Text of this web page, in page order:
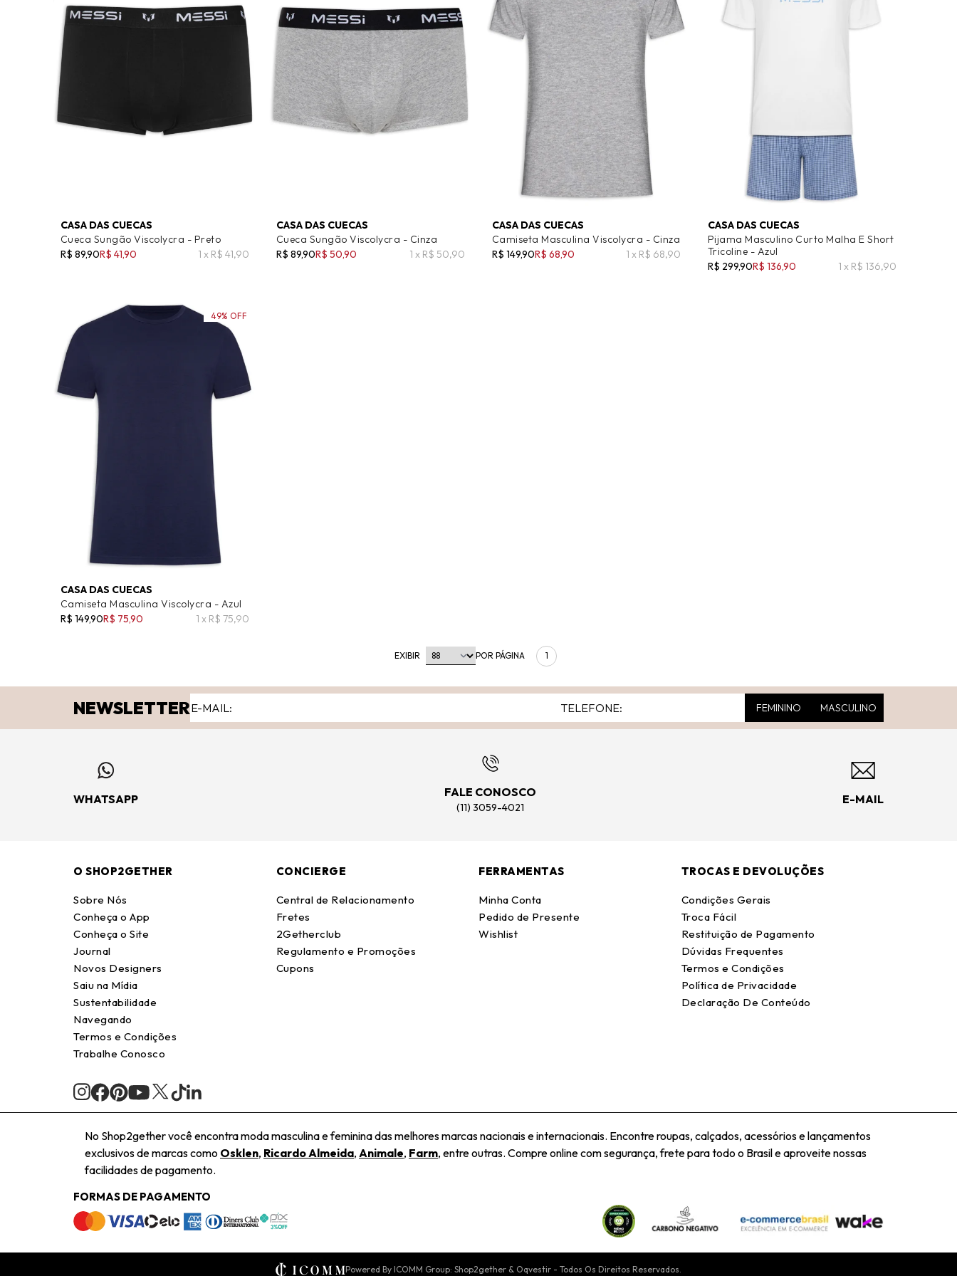
CASA DAS CUECAS
Cueca Sungão Viscolycra - Preto
R$ 89,90R$ 41,90 1 x R$ 41,90
CASA DAS CUECAS
Cueca Sungão Viscolycra - Cinza
R$ 89,90R$ 50,90 1 x R$ 50,90
CASA DAS CUECAS
Camiseta Masculina Viscolycra - Cinza
R$ 149,90R$ 68,90 1 x R$ 68,90
CASA DAS CUECAS
Pijama Masculino Curto Malha E Short
Tricoline - Azul
R$ 299,90R$ 136,90 1 x R$ 136,90
CASA DAS CUECAS
Camiseta Masculina Viscolycra - Azul
R$ 149,90R$ 75,90 1 x R$ 75,90
49% OFF
EXIBIR POR PÁGINA 1
NEWSLETTER FEMININO MASCULINO
WHATSAPP
FALE CONOSCO
(11) 3059-4021
E-MAIL
O SHOP2GETHER
Sobre Nós
Conheça o App
Conheça o Site
Journal
Novos Designers
Saiu na Mídia
Sustentabilidade
Navegando
Termos e Condições
Trabalhe Conosco
CONCIERGE
Central de Relacionamento
Fretes
2Getherclub
Regulamento e Promoções
Cupons
FERRAMENTAS
Minha Conta
Pedido de Presente
Wishlist
TROCAS E DEVOLUÇÕES
Condições Gerais
Troca Fácil
Restituição de Pagamento
Dúvidas Frequentes
Termos e Condições
Política de Privacidade
Declaração De Conteúdo
No Shop2gether você encontra moda masculina e feminina das melhores marcas nacionais e internacionais. Encontre roupas, calçados, acessórios e lançamentos
exclusivos de marcas como Osklen, Ricardo Almeida, Animale, Farm, entre outras. Compre online com segurança, frete para todo o Brasil e aproveite nossas
facilidades de pagamento.
FORMAS DE PAGAMENTO
Powered By ICOMM Group: Shop2gether & Oqvestir - Todos Os Direitos Reservados.